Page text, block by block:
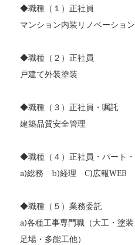
◆職種（１）正社員
マンション内装リノベーショ
◆職種（２）正社員
戸建て外装塗装
◆職種（３）正社員・嘱託
建築品質安全管理
◆職種（４）正社員・パート
a)総務 b)経理 C)広報WEB
◆職種（５）業務委託
a)各種工事専門職（大工・塗
足場・多能工他）